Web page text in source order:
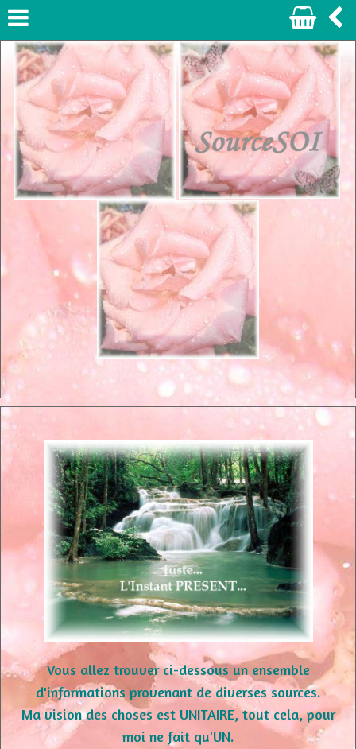
Vous allez trouver ci-dessous un ensemble
d'informations provenant de diverses sources.
Ma vision des choses est UNITAIRE, tout cela, pour
moi ne fait qu'UN.